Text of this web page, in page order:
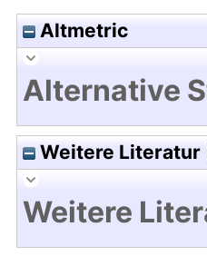
Altmetric
Alternative
Weitere Literatur
Weitere